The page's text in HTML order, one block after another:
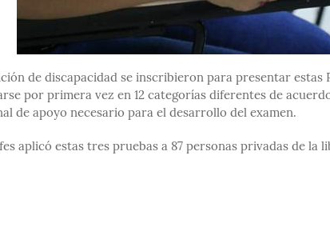
de discapacidad se inscribieron para presentar
por primera vez en 12 categorías diferentes de
de apoyo necesario para el desarrollo del examen.
aplicó estas tres pruebas a 87 personas privadas de la